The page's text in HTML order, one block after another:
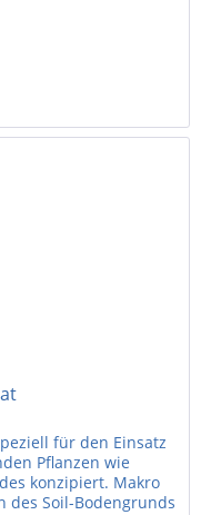
für den Einsatz
Pflanzen wie
konzipiert. Makro
des Soil-Bodengrunds